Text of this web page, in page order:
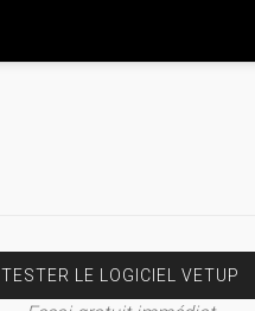
TESTER LE LOGICIEL VETUP